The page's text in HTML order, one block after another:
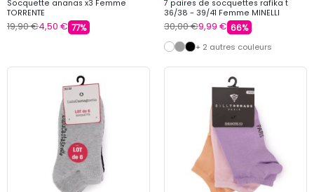
Socquette ananas x3 Femme
TORRENTE
19,90 €4,50 € 77%
7 paires de socquettes rafika t
36/38 - 39/41 Femme MINELLI
30,00 €9,99 € 66%
+ 2 autres couleurs